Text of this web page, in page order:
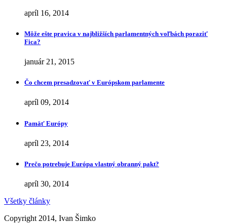
apríl 16, 2014
Môže ešte pravica v najbližších parlamentných voľbách poraziť
Fica?
január 21, 2015
Čo chcem presadzovať v Európskom parlamente
apríl 09, 2014
Pamäť Európy
apríl 23, 2014
Prečo potrebuje Európa vlastný obranný pakt?
apríl 30, 2014
Všetky články
Copyright 2014, Ivan Šimko